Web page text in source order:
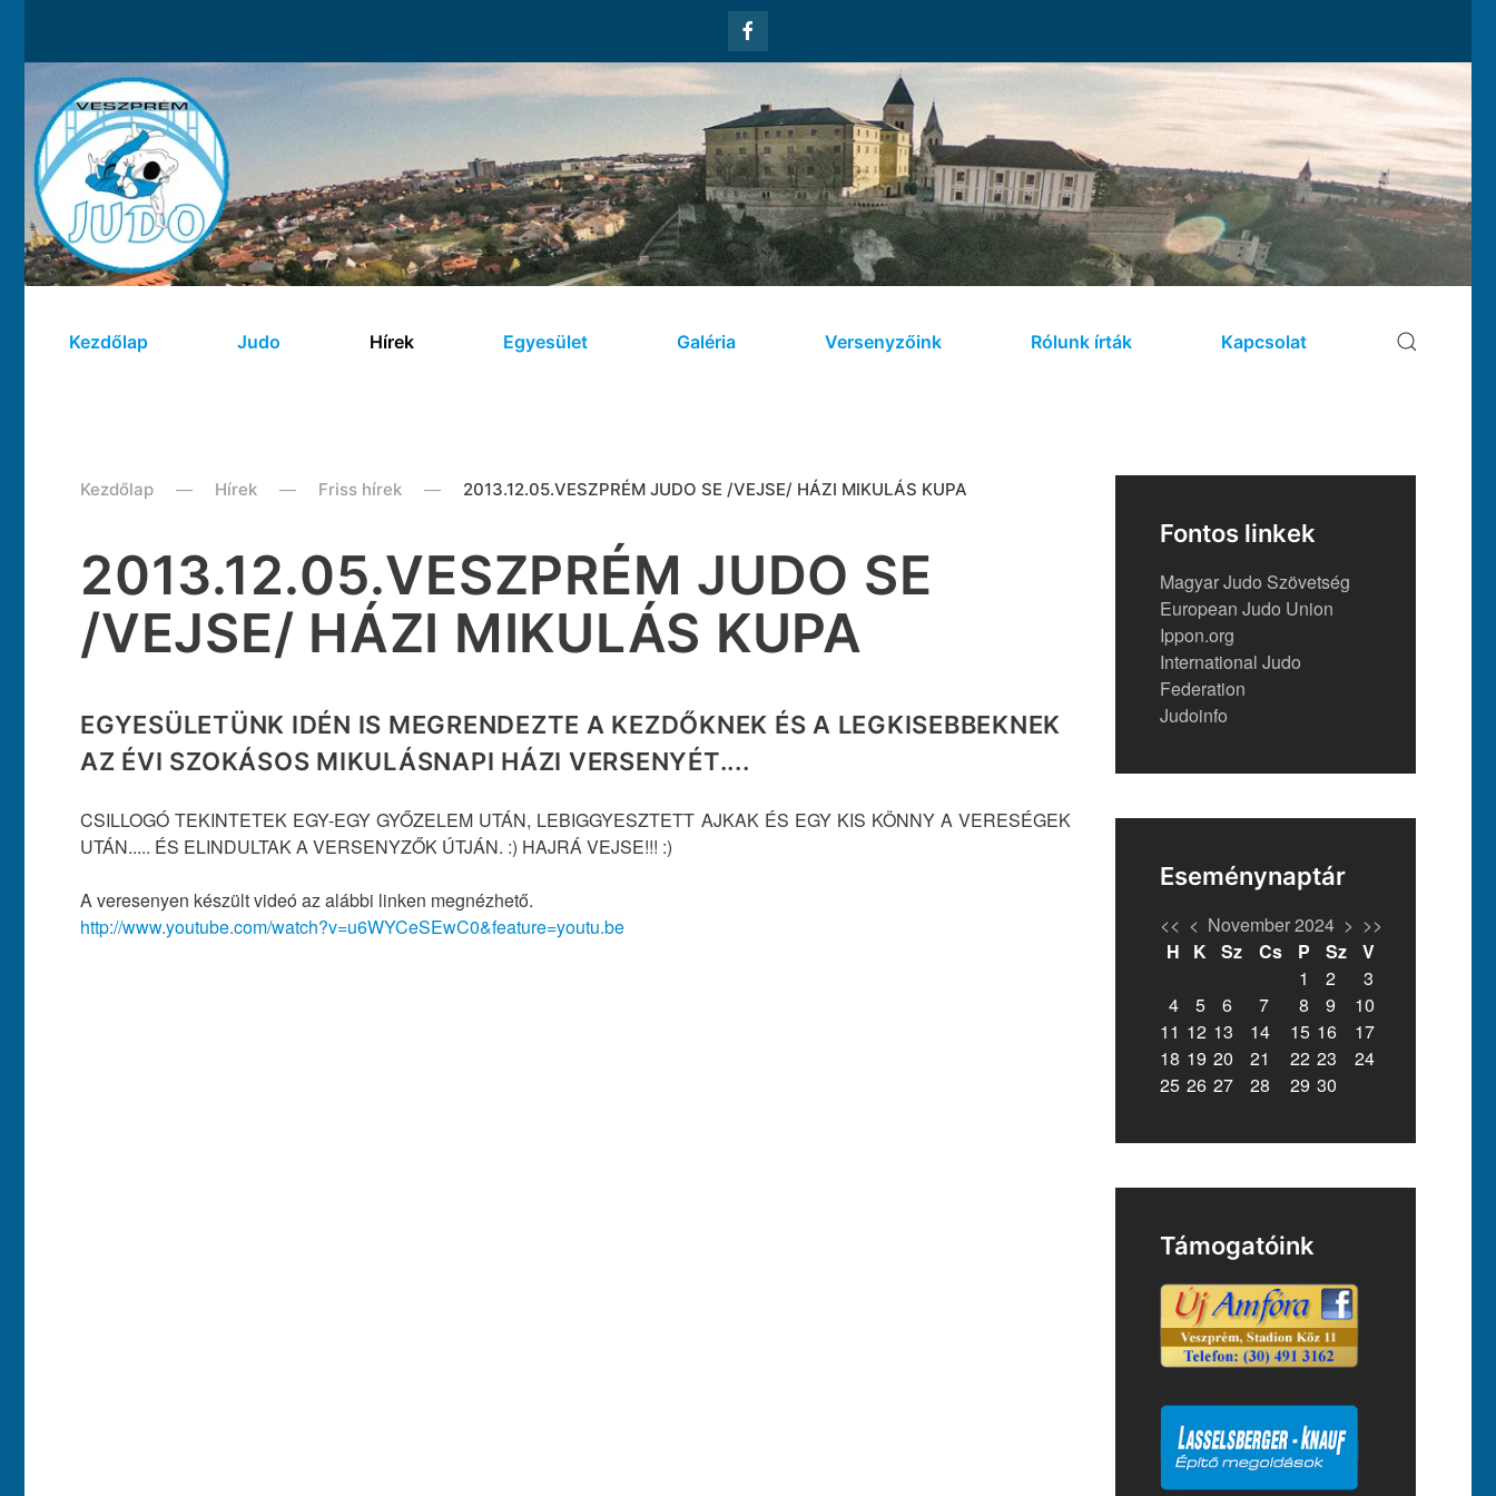
Kezdőlap Judo Hírek Egyesület Galéria Versenyzőink Rólunk írták Kapcsolat
Kezdőlap Hírek Friss hírek 2013.12.05.VESZPRÉM JUDO SE /VEJSE/ HÁZI MIKULÁS KUPA
2013.12.05.VESZPRÉM JUDO SE
/VEJSE/ HÁZI MIKULÁS KUPA
EGYESÜLETÜNK IDÉN IS MEGRENDEZTE A KEZDŐKNEK ÉS A LEGKISEBBEKNEK
AZ ÉVI SZOKÁSOS MIKULÁSNAPI HÁZI VERSENYÉT....
CSILLOGÓ TEKINTETEK EGY-EGY GYŐZELEM UTÁN, LEBIGGYESZTETT AJKAK ÉS EGY KIS KÖNNY A VERESÉGEK
UTÁN..... ÉS ELINDULTAK A VERSENYZŐK ÚTJÁN. :) HAJRÁ VEJSE!!! :)
A veresenyen készült videó az alábbi linken megnézhető.
http://www.youtube.com/watch?v=u6WYCeSEwC0&feature=youtu.be
Fontos linkek
Magyar Judo Szövetség
European Judo Union
Ippon.org
International Judo
Federation
Judoinfo
Eseménynaptár
<< < November 2024 > >>
H
K Sz Cs P Sz
V
1
2
3
4
5 6 7 8 9
10
11 12 13 14 15 16
17
18 19 20 21 22 23
24
25 26 27 28 29 30
Támogatóink